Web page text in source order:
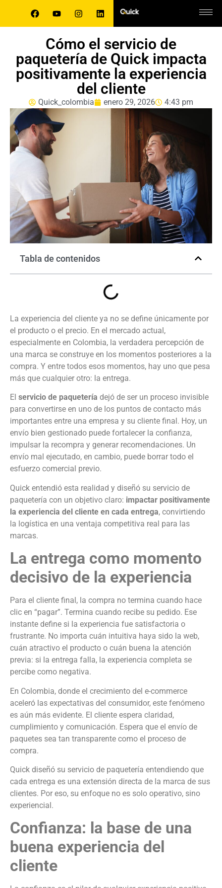
Cómo el servicio de
paquetería de Quick impacta
positivamente la experiencia
del cliente
Quick_colombia enero 29, 2026 4:43 pm
Tabla de contenidos
La experiencia del cliente ya no se define únicamente por
el producto o el precio. En el mercado actual,
especialmente en Colombia, la verdadera percepción de
una marca se construye en los momentos posteriores a la
compra. Y entre todos esos momentos, hay uno que pesa
más que cualquier otro: la entrega.
El servicio de paquetería dejó de ser un proceso invisible
para convertirse en uno de los puntos de contacto más
importantes entre una empresa y su cliente final. Hoy, un
envío bien gestionado puede fortalecer la confianza,
impulsar la recompra y generar recomendaciones. Un
envío mal ejecutado, en cambio, puede borrar todo el
esfuerzo comercial previo.
Quick entendió esta realidad y diseñó su servicio de
paquetería con un objetivo claro: impactar positivamente
la experiencia del cliente en cada entrega, convirtiendo
la logística en una ventaja competitiva real para las
marcas.
La entrega como momento
decisivo de la experiencia
Para el cliente final, la compra no termina cuando hace
clic en “pagar”. Termina cuando recibe su pedido. Ese
instante define si la experiencia fue satisfactoria o
frustrante. No importa cuán intuitiva haya sido la web,
cuán atractivo el producto o cuán buena la atención
previa: si la entrega falla, la experiencia completa se
percibe como negativa.
En Colombia, donde el crecimiento del e-commerce
aceleró las expectativas del consumidor, este fenómeno
es aún más evidente. El cliente espera claridad,
cumplimiento y comunicación. Espera que el envío de
paquetes sea tan transparente como el proceso de
compra.
Quick diseñó su servicio de paquetería entendiendo que
cada entrega es una extensión directa de la marca de sus
clientes. Por eso, su enfoque no es solo operativo, sino
experiencial.
Confianza: la base de una
buena experiencia del
cliente